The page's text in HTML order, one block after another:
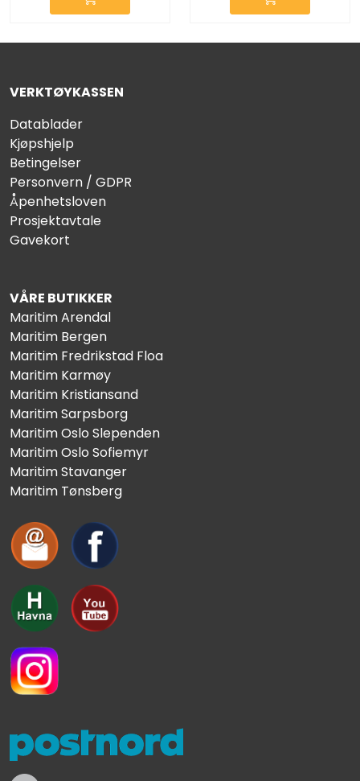
VERKTØYKASSEN
Datablader
Kjøpshjelp
Betingelser
Personvern / GDPR
Åpenhetsloven
Prosjektavtale
Gavekort
VÅRE BUTIKKER
Maritim Arendal
Maritim Bergen
Maritim Fredrikstad Floa
Maritim Karmøy
Maritim Kristiansand
Maritim Sarpsborg
Maritim Oslo Slependen
Maritim Oslo Sofiemyr
Maritim Stavanger
Maritim Tønsberg